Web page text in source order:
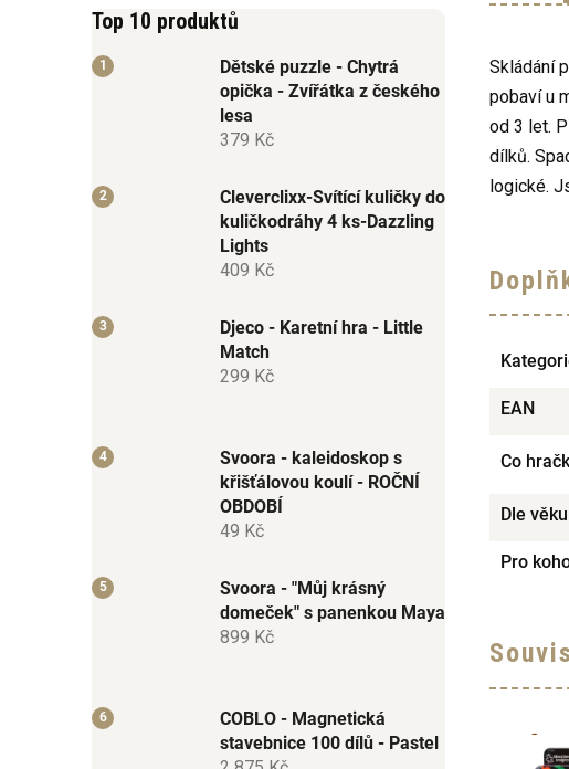
Top 10 produktů
Dětské puzzle - Chytrá
opička - Zvířátka z českého
lesa
379 Kč
Cleverclixx-Svítící kuličky do
kuličkodráhy 4 ks-Dazzling
Lights
409 Kč
Djeco - Karetní hra - Little
Match
299 Kč
Svoora - kaleidoskop s
křišťálovou koulí - ROČNÍ
OBDOBÍ
49 Kč
Svoora - "Můj krásný
domeček" s panenkou Maya
899 Kč
COBLO - Magnetická
stavebnice 100 dílů - Pastel
Skládání
pobaví u
od 3 let.
dílků.
logické.
EAN
Co
Dle věku
Pro